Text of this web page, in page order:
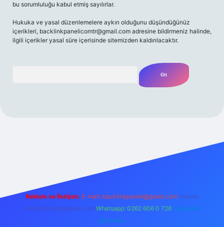
bu sorumluluğu kabul etmiş sayılırlar.
Hukuka ve yasal düzenlemelere aykırı olduğunu düşündüğünüz
içerikleri, backlinkpanelicomtr@gmail.com adresine bildirmeniz halinde,
ilgili içerikler yasal süre içerisinde sitemizden kaldırılacaktır.
Reklam ve İletişim: E-mail: backlinkpaneli@gmail.com Teams:
forumhizmeti@gmail.com Whatsapp: 0262 606 0 726 Telegram:
@karabul